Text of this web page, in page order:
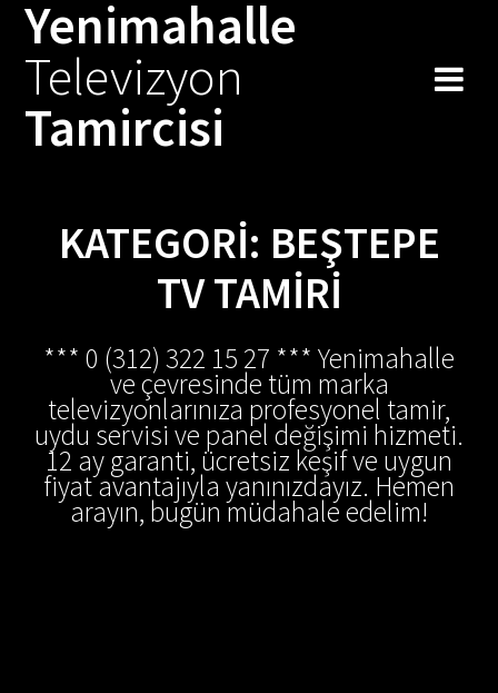
Skip
to
Yenimahalle
Televizyon
Tamircisi
KATEGORI: BEŞTEPE
TV TAMIRI
*** 0 (312) 322 15 27 *** Yenimahalle
ve çevresinde tüm marka
televizyonlarınıza profesyonel tamir,
uydu servisi ve panel değişimi hizmeti.
12 ay garanti, ücretsiz keşif ve uygun
fiyat avantajıyla yanınızdayız. Hemen
arayın, bugün müdahale edelim!